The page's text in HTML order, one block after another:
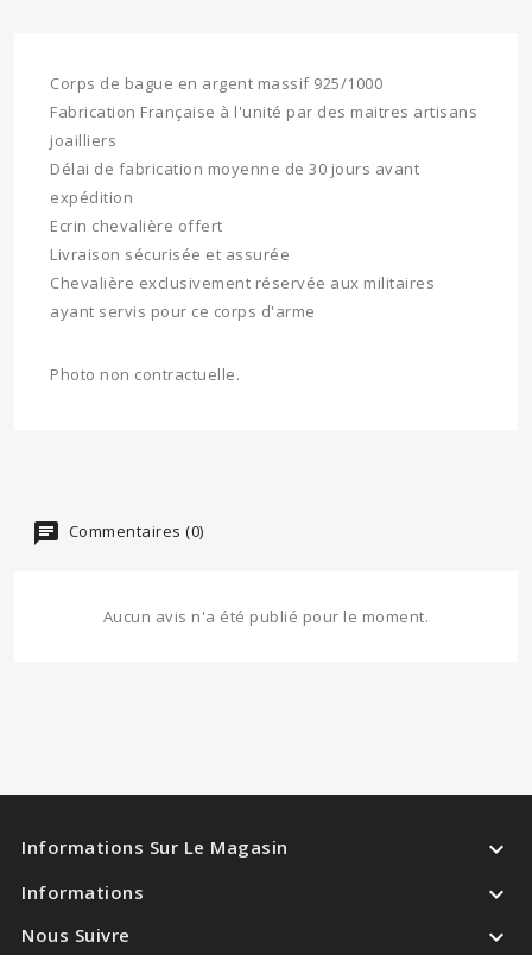
Corps de bague en argent massif 925/1000
Fabrication Française à l'unité par des maitres artisans
joailliers
Délai de fabrication moyenne de 30 jours avant
expédition
Ecrin chevalière offert
Livraison sécurisée et assurée
Chevalière exclusivement réservée aux militaires
ayant servis pour ce corps d'arme
Photo non contractuelle.
Commentaires (0)
Aucun avis n'a été publié pour le moment.
Informations Sur Le Magasin 
Informations 
Nous Suivre 